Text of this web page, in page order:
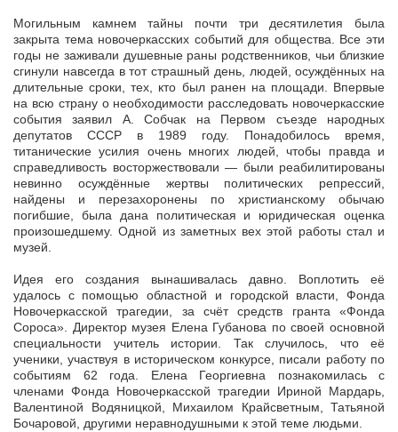
Могильным камнем тайны почти три десятилетия была
закрыта тема новочеркасских событий для общества. Все эти
годы не заживали душевные раны родственников, чьи близкие
сгинули навсегда в тот страшный день, людей, осуждённых на
длительные сроки, тех, кто был ранен на площади. Впервые
на всю страну о необходимости расследовать новочеркасские
события заявил А. Собчак на Первом съезде народных
депутатов СССР в 1989 году. Понадобилось время,
титанические усилия очень многих людей, чтобы правда и
справедливость восторжествовали — были реабилитированы
невинно осуждённые жертвы политических репрессий,
найдены и перезахоронены по христианскому обычаю
погибшие, была дана политическая и юридическая оценка
произошедшему. Одной из заметных вех этой работы стал и
музей.
Идея его создания вынашивалась давно. Воплотить её
удалось с помощью областной и городской власти, Фонда
Новочеркасской трагедии, за счёт средств гранта «Фонда
Сороса». Директор музея Елена Губанова по своей основной
специальности учитель истории. Так случилось, что её
ученики, участвуя в историческом конкурсе, писали работу по
событиям 62 года. Елена Георгиевна познакомилась с
членами Фонда Новочеркасской трагедии Ириной Мардарь,
Валентиной Водяницкой, Михаилом Крайсветным, Татьяной
Бочаровой, другими неравнодушными к этой теме людьми.